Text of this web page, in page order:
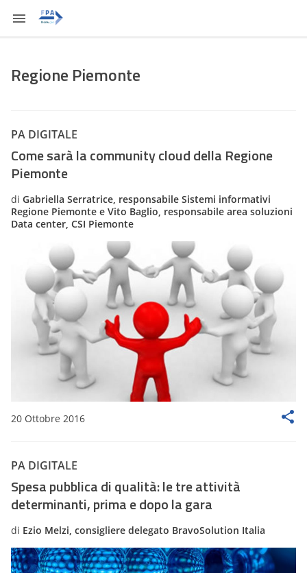
Regione Piemonte
PA DIGITALE
Come sarà la community cloud della Regione
Piemonte
di Gabriella Serratrice, responsabile Sistemi informativi
Regione Piemonte e Vito Baglio, responsabile area soluzioni
Data center, CSI Piemonte
20 Ottobre 2016
PA DIGITALE
Spesa pubblica di qualità: le tre attività
determinanti, prima e dopo la gara
di Ezio Melzi, consigliere delegato BravoSolution Italia